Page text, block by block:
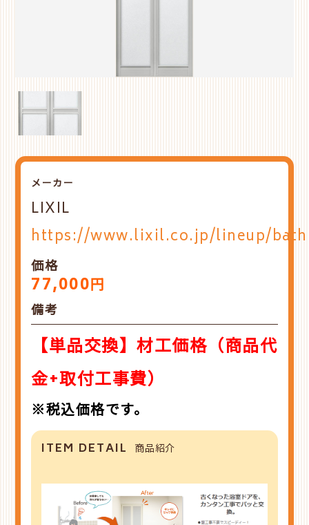
メーカー
LIXIL
https://www.lixil.co.jp/lineup/
価格
77,000円
備考
【単品交換】材工価格（商品代
金+取付工事費）
※税込価格です。
ITEM DETAIL 商品紹介